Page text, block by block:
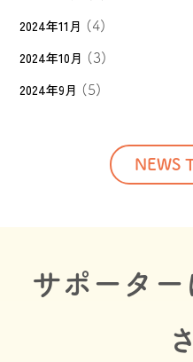
2024年11月 (4)
2024年10月 (3)
2024年9月 (5)
NEWS
サポータ